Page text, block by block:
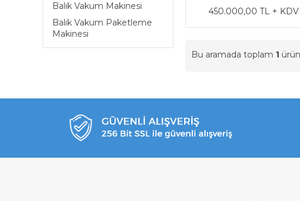
Balık Vakum Makinesi
Balık Vakum Paketleme
Makinesi
450.000,00 TL + KDV
Bu aramada toplam 1